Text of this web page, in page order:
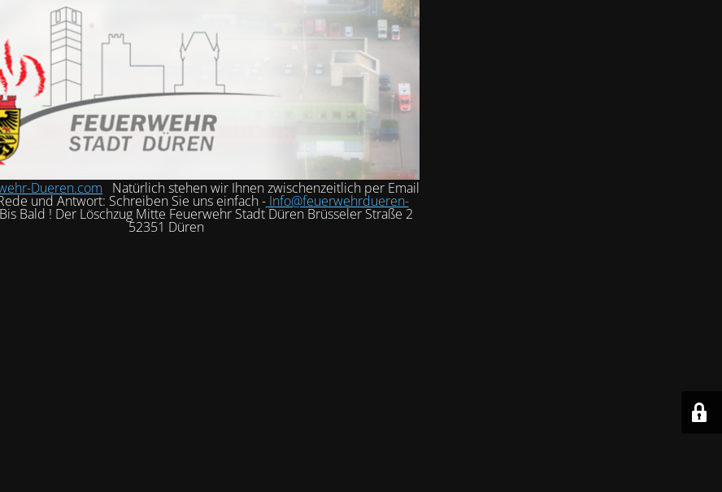
Dueren.com Natürlich stehen wir Ihnen zwischenzeitlich per Email
und Antwort: Schreiben Sie uns einfach -Info@feuerwehrdueren-
Bis Bald ! Der Löschzug Mitte Feuerwehr Stadt Düren Brüsseler Straße 2
52351 Düren